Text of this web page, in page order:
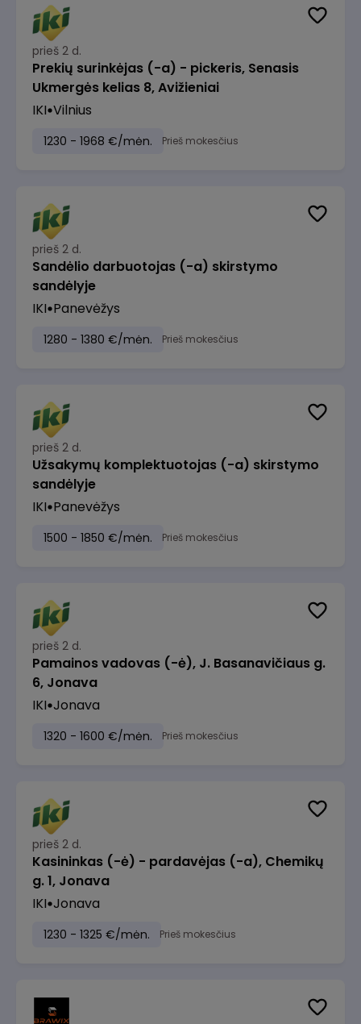
prieš 2 d.
Prekių surinkėjas (-a) - pickeris, Senasis
Ukmergės kelias 8, Avižieniai
IKI Vilnius
1230 - 1968 €/mėn. Prieš mokesčius
prieš 2 d.
Sandėlio darbuotojas (-a) skirstymo
sandėlyje
IKI Panevėžys
1280 - 1380 €/mėn. Prieš mokesčius
prieš 2 d.
Užsakymų komplektuotojas (-a) skirstymo
sandėlyje
IKI Panevėžys
1500 - 1850 €/mėn. Prieš mokesčius
prieš 2 d.
Pamainos vadovas (-ė), J. Basanavičiaus g.
6, Jonava
IKI Jonava
1320 - 1600 €/mėn. Prieš mokesčius
prieš 2 d.
Kasininkas (-ė) - pardavėjas (-a), Chemikų
g. 1, Jonava
IKI Jonava
1230 - 1325 €/mėn. Prieš mokesčius